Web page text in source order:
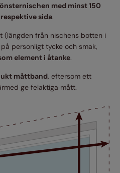
med minst 150
sida.
(längden från nischens botten i
personligt tycke och smak,
element i åtanke.
måttband, eftersom ett
ge felaktiga mått.